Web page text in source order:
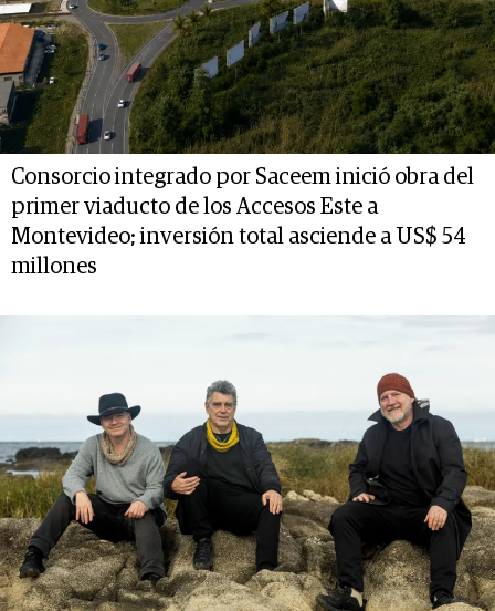
Consorcio integrado por Saceem inició obra del
primer viaducto de los Accesos Este a
Montevideo; inversión total asciende a US$ 54
millones